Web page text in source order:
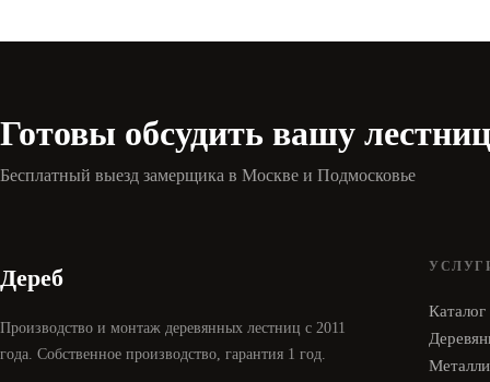
Готовы обсудить вашу
Бесплатный выезд замерщика в Москве и Подмосковье
Дереб
Производство и монтаж деревянных лестниц с 2011
года. Собственное производство, гарантия 1 год.
Каталог